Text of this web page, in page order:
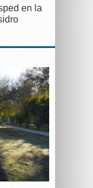
en la